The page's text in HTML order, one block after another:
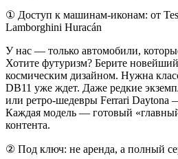
① Доступ к машинам-иконам: от
Lamborghini Huracán
У нас — только автомобили,
Хотите футуризм? Берите
космическим дизайном. Нужна
DB11 уже ждет. Даже редкие
или ретро-шедевры Ferrari Daytona
Каждая модель — готовый
контента.
② Под ключ: не аренда, а полный